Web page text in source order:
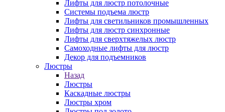
Лифты для люстр потолочные
Системы подъема люстр
Лифты для светильников промышленных
Лифты для люстр синхронные
Лифты для сверхтяжелых люстр
Самоходные лифты для люстр
Декор для подъемников
Люстры
Назад
Люстры
Каскадные люстры
Люстры хром